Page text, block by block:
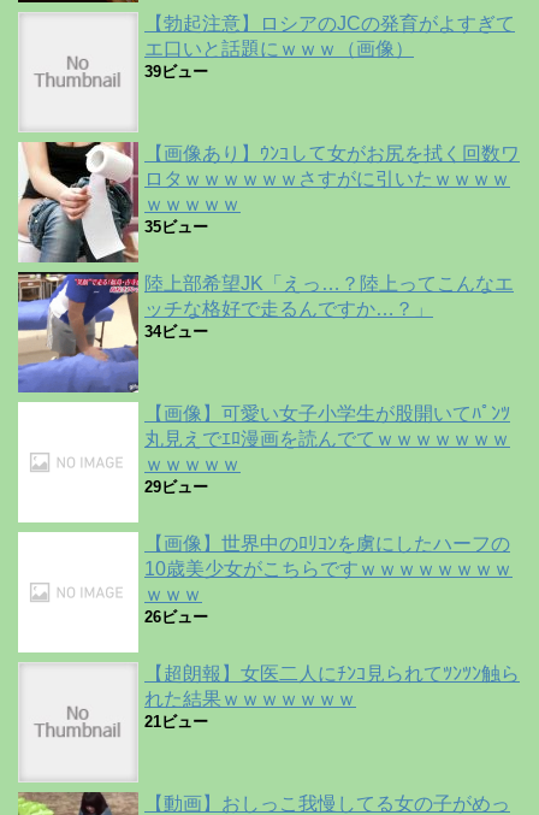
【勃起注意】ロシアのJCの発育がよすぎて
エ口いと話題にｗｗｗ（画像）
39ビュー
【画像あり】ｳﾝｺして女がお尻を拭く回数ワ
ロタｗｗｗｗｗｗさすがに引いたｗｗｗｗ
ｗｗｗｗｗ
35ビュー
陸上部希望JK「えっ…？陸上ってこんなエ
ッチな格好で走るんですか…？」
34ビュー
【画像】可愛い女子小学生が股開いてﾊﾟﾝﾂ
丸見えでｴﾛ漫画を読んでてｗｗｗｗｗｗｗ
ｗｗｗｗｗ
29ビュー
【画像】世界中のﾛﾘｺﾝを虜にしたハーフの
10歳美少女がこちらですｗｗｗｗｗｗｗｗ
ｗｗｗ
26ビュー
【超朗報】女医二人にﾁﾝｺ見られてﾂﾝﾂﾝ触ら
れた結果ｗｗｗｗｗｗｗ
21ビュー
【動画】おしっこ我慢してる女の子がめっ